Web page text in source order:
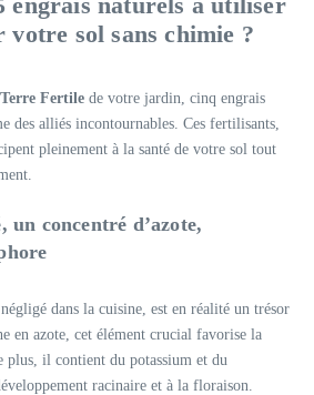
sol sans chimie ?
Terre Fertile de votre jardin, cinq engrais
des alliés incontournables. Ces fertilisants,
pleinement à la santé de votre sol tout
un concentré d’azote,
dans la cuisine, est en réalité un trésor
en azote, cet élément crucial favorise la
plus, il contient du potassium et du
racinaire et à la floraison.